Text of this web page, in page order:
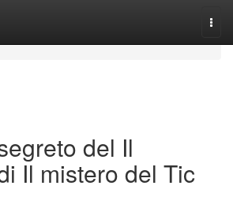
del Il
Il mistero del Tic